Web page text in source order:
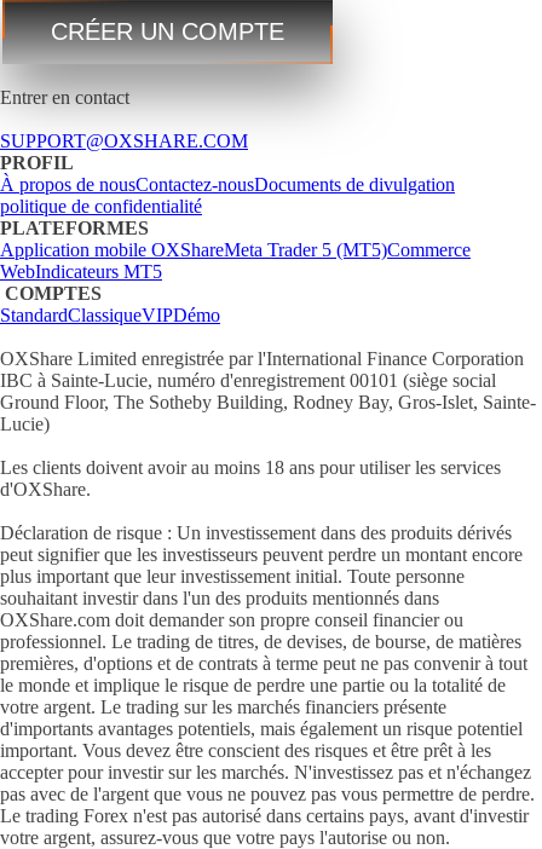
Étape 3Commerce
CRÉER UN COMPTE
Entrer en contact
SUPPORT@OXSHARE.COM
PROFIL
À propos de nousContactez-nousDocuments de divulgation
politique de confidentialité
PLATEFORMES
Application mobile OXShareMeta Trader 5 (MT5)Commerce
WebIndicateurs MT5
COMPTES
StandardClassiqueVIPDémo
OXShare Limited enregistrée par l'International Finance Corporation
IBC à Sainte-Lucie, numéro d'enregistrement 00101 (siège social
Ground Floor, The Sotheby Building, Rodney Bay, Gros-Islet, Sainte-
Lucie)
Les clients doivent avoir au moins 18 ans pour utiliser les services
d'OXShare.
Déclaration de risque : Un investissement dans des produits dérivés
peut signifier que les investisseurs peuvent perdre un montant encore
plus important que leur investissement initial. Toute personne
souhaitant investir dans l'un des produits mentionnés dans
OXShare.com doit demander son propre conseil financier ou
professionnel. Le trading de titres, de devises, de bourse, de matières
premières, d'options et de contrats à terme peut ne pas convenir à tout
le monde et implique le risque de perdre une partie ou la totalité de
votre argent. Le trading sur les marchés financiers présente
d'importants avantages potentiels, mais également un risque potentiel
important. Vous devez être conscient des risques et être prêt à les
accepter pour investir sur les marchés. N'investissez pas et n'échangez
pas avec de l'argent que vous ne pouvez pas vous permettre de perdre.
Le trading Forex n'est pas autorisé dans certains pays, avant d'investir
votre argent, assurez-vous que votre pays l'autorise ou non.